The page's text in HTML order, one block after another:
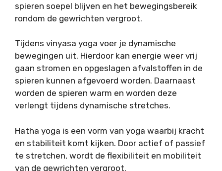
spieren soepel blijven en het bewegingsbereik
rondom de gewrichten vergroot.
Tijdens vinyasa yoga voer je dynamische
bewegingen uit. Hierdoor kan energie weer vrij
gaan stromen en opgeslagen afvalstoffen in de
spieren kunnen afgevoerd worden. Daarnaast
worden de spieren warm en worden deze
verlengt tijdens dynamische stretches.
Hatha yoga is een vorm van yoga waarbij kracht
en stabiliteit komt kijken. Door actief of passief
te stretchen, wordt de flexibiliteit en mobiliteit
van de gewrichten vergroot.